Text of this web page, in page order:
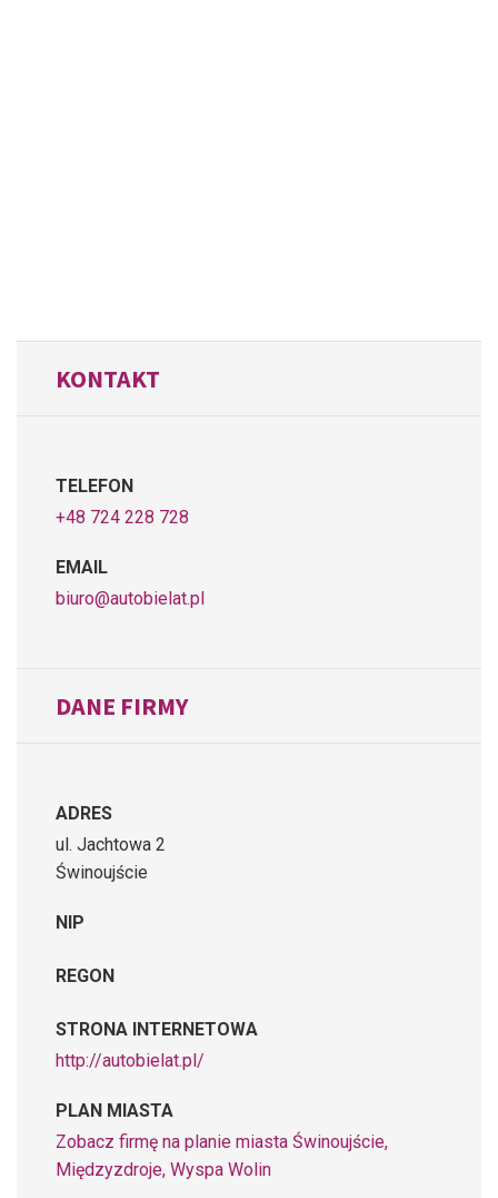
KONTAKT
TELEFON
+48 724 228 728
EMAIL
biuro@autobielat.pl
DANE FIRMY
ADRES
ul. Jachtowa 2
Świnoujście
NIP
REGON
STRONA INTERNETOWA
http://autobielat.pl/
PLAN MIASTA
Zobacz firmę na planie miasta Świnoujście,
Międzyzdroje, Wyspa Wolin